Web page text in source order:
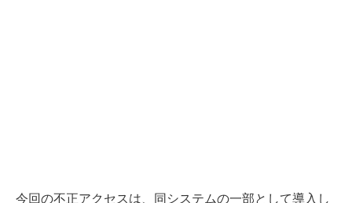
今回の不正アクセスは、同システムの一部として導入し